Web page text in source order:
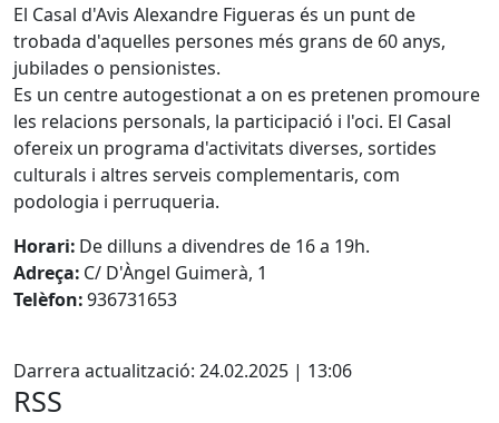
El Casal d'Avis Alexandre Figueras és un punt de
trobada d'aquelles persones més grans de 60 anys,
jubilades o pensionistes.
Es un centre autogestionat a on es pretenen promoure
les relacions personals, la participació i l'oci. El Casal
ofereix un programa d'activitats diverses, sortides
culturals i altres serveis complementaris, com
podologia i perruqueria.
Horari: De dilluns a divendres de 16 a 19h.
Adreça: C/ D'Àngel Guimerà, 1
Telèfon:936731653
Darrera actualització: 24.02.2025 | 13:06
RSS